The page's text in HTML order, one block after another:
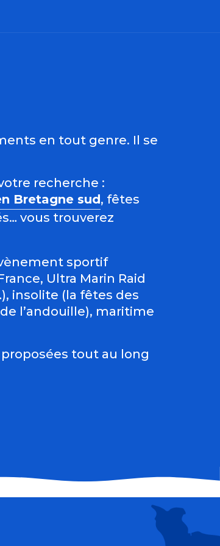
en tout genre. Il se
recherche :
Bretagne sud, fêtes
vous trouverez
sportif
Ultra Marin Raid
insolite (la fêtes des
l’andouille), maritime
tout au long